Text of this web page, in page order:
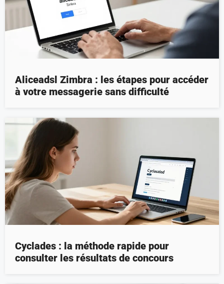
Aliceadsl Zimbra : les étapes pour accéder
à votre messagerie sans difficulté
Cyclades : la méthode rapide pour
consulter les résultats de concours